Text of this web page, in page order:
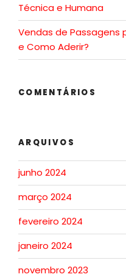
Técnica e Humana
Vendas de Passagens
e Como Aderir?
COMENTÁRIOS
ARQUIVOS
junho 2024
março 2024
fevereiro 2024
janeiro 2024
novembro 2023